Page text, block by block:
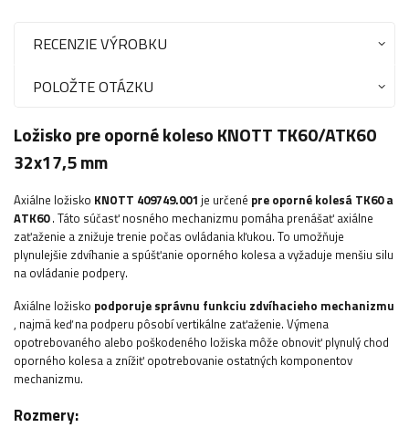
RECENZIE VÝROBKU
POLOŽTE OTÁZKU
Ložisko pre oporné koleso KNOTT TK60/ATK60
32x17,5 mm
Axiálne ložisko KNOTT 409749.001 je určené pre oporné kolesá TK60 a
ATK60. Táto súčasť nosného mechanizmu pomáha prenášať axiálne
zaťaženie a znižuje trenie počas ovládania kľukou. To umožňuje
plynulejšie zdvíhanie a spúšťanie oporného kolesa a vyžaduje menšiu silu
na ovládanie podpery.
Axiálne ložisko podporuje správnu funkciu zdvíhacieho mechanizmu
, najmä keď na podperu pôsobí vertikálne zaťaženie. Výmena
opotrebovaného alebo poškodeného ložiska môže obnoviť plynulý chod
oporného kolesa a znížiť opotrebovanie ostatných komponentov
mechanizmu.
Rozmery: